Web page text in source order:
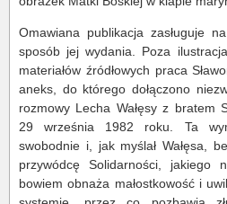
Omawiana publikacja zasługuje
sposób jej wydania. Poza
materiałów źródłowych praca
aneks, do którego dołączono
rozmowy Lecha Wałęsy z bratem
29 września 1982 roku. Ta
swobodnie i, jak myślał Wałęsa,
przywódcę Solidarności, jakiego
bowiem obnaża małostkowość i